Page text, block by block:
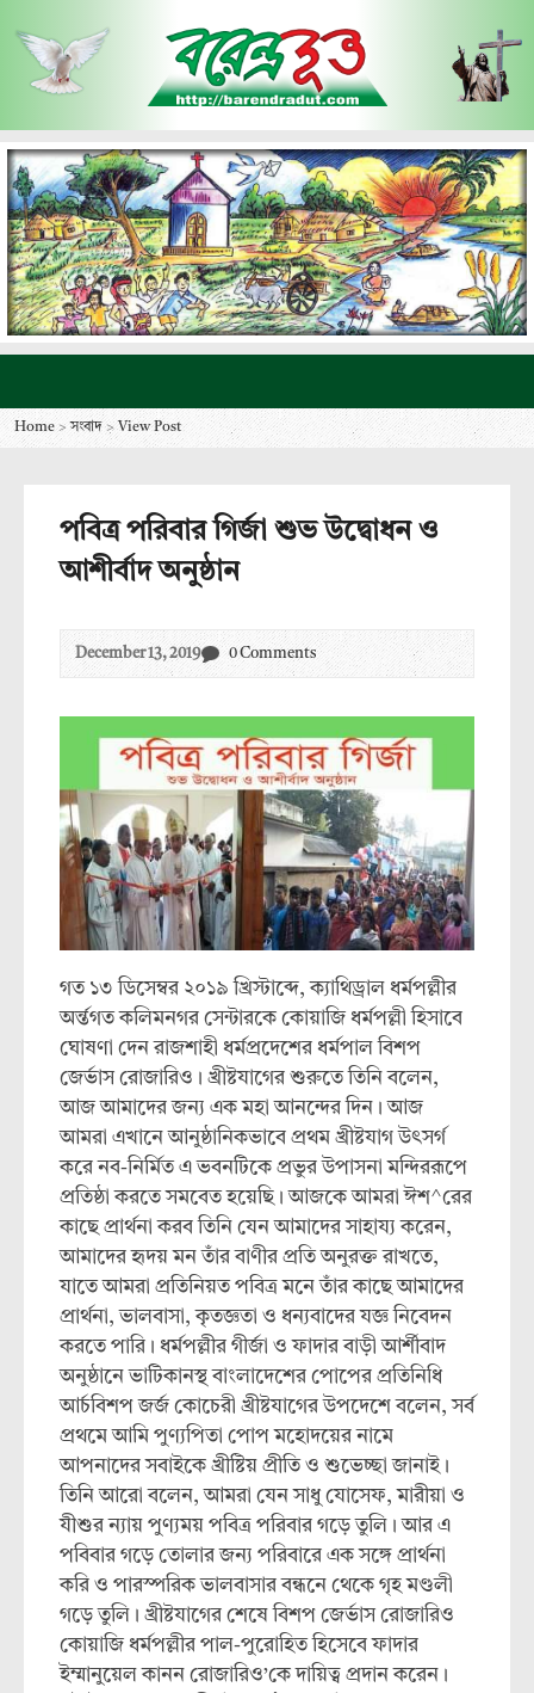
Home > সংবাদ >View Post
পবিত্র পরিবার গির্জা শুভ উদ্বোধন ও
আশীর্বাদ অনুষ্ঠান
December 13, 2019 0 Comments
গত ১৩ ডিসেম্বর ২০১৯ খ্রিস্টাব্দে, ক্যাথিড্রাল ধর্মপল্লীর
অর্ন্তগত কলিমনগর সেন্টারকে কোয়াজি ধর্মপল্লী হিসাবে
ঘোষণা দেন রাজশাহী ধর্মপ্রদেশের ধর্মপাল বিশপ
জের্ভাস রোজারিও। খ্রীষ্টযাগের শুরুতে তিনি বলেন,
আজ আমাদের জন্য এক মহা আনন্দের দিন। আজ
আমরা এখানে আনুষ্ঠানিকভাবে প্রথম খ্রীষ্টযাগ উৎসর্গ
করে নব-নির্মিত এ ভবনটিকে প্রভুর উপাসনা মন্দিররূপে
প্রতিষ্ঠা করতে সমবেত হয়েছি। আজকে আমরা ঈশ^রের
কাছে প্রার্থনা করব তিনি যেন আমাদের সাহায্য করেন,
আমাদের হৃদয় মন তাঁর বাণীর প্রতি অনুরক্ত রাখতে,
যাতে আমরা প্রতিনিয়ত পবিত্র মনে তাঁর কাছে আমাদের
প্রার্থনা, ভালবাসা, কৃতজ্ঞতা ও ধন্যবাদের যজ্ঞ নিবেদন
করতে পারি। ধর্মপল্লীর গীর্জা ও ফাদার বাড়ী আর্শীবাদ
অনুষ্ঠানে ভাটিকানস্থ বাংলাদেশের পোপের প্রতিনিধি
আর্চবিশপ জর্জ কোচেরী খ্রীষ্টযাগের উপদেশে বলেন, সর্ব
প্রথমে আমি পুণ্যপিতা পোপ মহোদয়ের নামে
আপনাদের সবাইকে খ্রীষ্টিয় প্রীতি ও শুভেচ্ছা জানাই।
তিনি আরো বলেন, আমরা যেন সাধু যোসেফ, মারীয়া ও
যীশুর ন্যায় পুণ্যময় পবিত্র পরিবার গড়ে তুলি। আর এ
পবিবার গড়ে তোলার জন্য পরিবারে এক সঙ্গে প্রার্থনা
করি ও পারস্পরিক ভালবাসার বন্ধনে থেকে গৃহ মণ্ডলী
গড়ে তুলি। খ্রীষ্টযাগের শেষে বিশপ জের্ভাস রোজারিও
কোয়াজি ধর্মপল্লীর পাল-পুরোহিত হিসেবে ফাদার
ইম্মানুয়েল কানন রোজারিও’কে দায়িত্ব প্রদান করেন।